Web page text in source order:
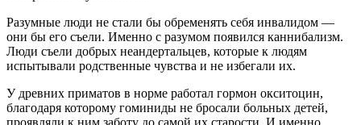
Разумные люди не стали бы обременять себя инвалидом —
они бы его съели. Именно с разумом появился каннибализм.
Люди съели добрых неандертальцев, которые к людям
испытывали родственные чувства и не избегали их.
У древних приматов в норме работал гормон окситоцин,
благодаря которому гоминиды не бросали больных детей,
проявляли к ним заботу до самой их старости. И именно